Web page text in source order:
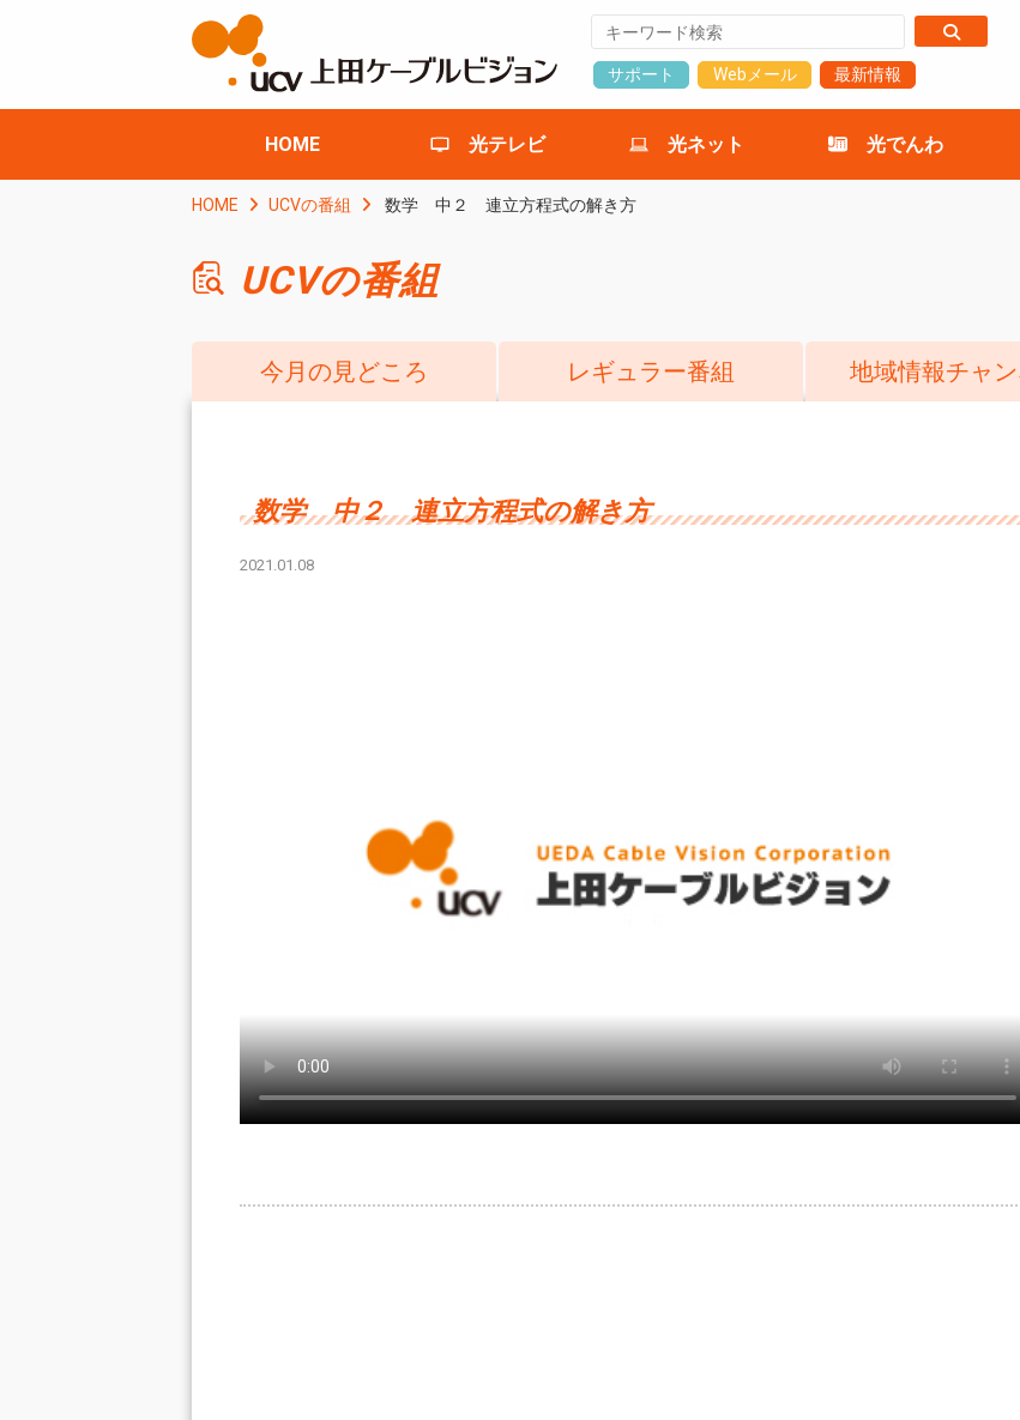
サポート Webメール 最新情報
HOME 光テレビ 光ネット 光でんわ
HOME UCVの番組 数学 中２ 連立方程式の解き方
UCVの番組
今月の見どころ レギュラー番組 地域情報チャ
数学 中２ 連立方程式の解き方
2021.01.08